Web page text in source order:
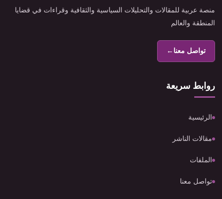
منصة عربية للمقالات والتحليلات السياسية والثقافية وقراءات في قضايا
المنطقة والعالم
تواصل معنا←
روابط سريعة
الرئيسية
مقالات الناشر
الملفات
تواصل معنا